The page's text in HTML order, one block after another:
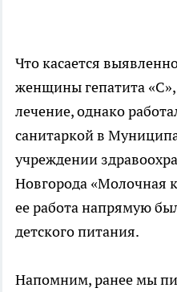
Что касается
женщины гепатита
лечение, однако
санитаркой в
учреждении
Новгорода «Молочная
ее работа напрямую
детского питания.
Напомним, ранее мы